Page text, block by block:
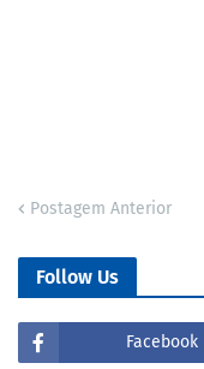
Postagem Anterior
Follow Us
Facebook